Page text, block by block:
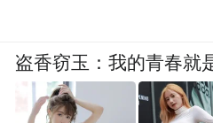
盗香窃玉：我的青春就